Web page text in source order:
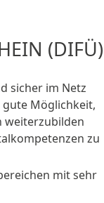
(DIFÜ)
sicher im Netz
gute Möglichkeit,
weiterzubilden
zu
mit sehr